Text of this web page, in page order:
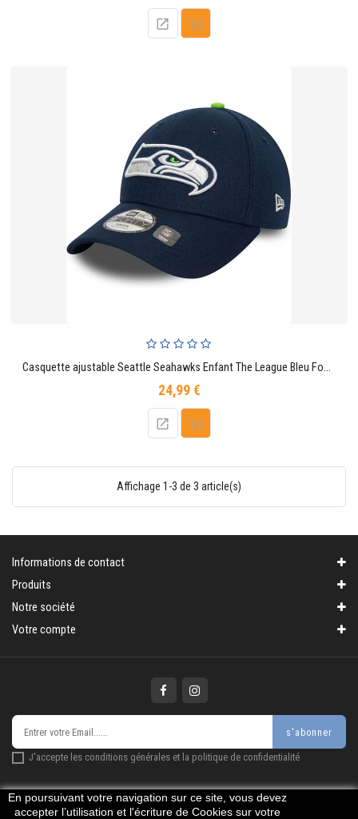
En poursuivant votre navigation sur ce site, vous devez
accepter l’utilisation et l'écriture de Cookies sur votre
Casquette ajustable Seattle Seahawks Enfant The League Bleu Foncé 9FORTY
24,99 €Prix
Affichage 1-3 de 3 article(s)
Informations de contact
Produits
Notre société
Votre compte
s'abonner
J'accepte les conditions générales et la politique de confidentialité